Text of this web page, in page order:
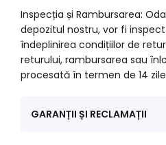
Inspecția și Rambursarea:
depozitul nostru, vor fi
îndeplinirea condițiilor de
returului, rambursarea sau
procesată în termen de 14
GARANȚII ȘI RECLAMAȚII